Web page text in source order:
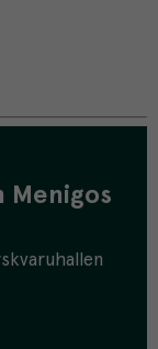
Menigos